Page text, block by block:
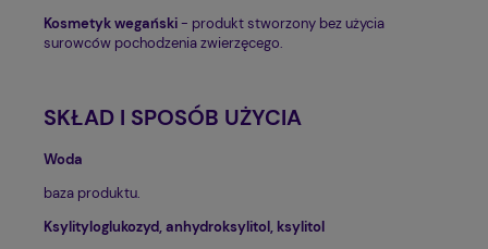
Kosmetyk wegański- produkt stworzony bez użycia
surowców pochodzenia zwierzęcego.
SKŁAD I SPOSÓB UŻYCIA
Woda
baza produktu.
Ksylityloglukozyd, anhydroksylitol, ksylitol